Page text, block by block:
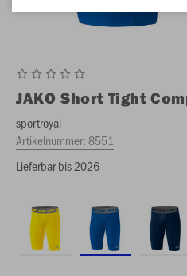
JAKO Short Tight
sportroyal
Artikelnummer:8551
Lieferbar bis 2026